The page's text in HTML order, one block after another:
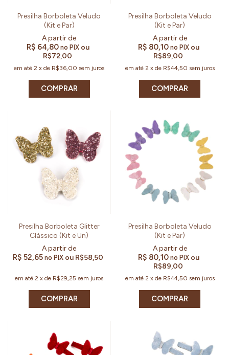
Presilha Borboleta Veludo
(Kit e Par)
R$ 64,80 no PIX ou
R$72,00
em até2 xde R$36,00 sem juros
COMPRAR
Presilha Borboleta Veludo
(Kit e Par)
R$ 80,10 no PIX ou
R$89,00
em até 2 x de R$44,50 sem juros
COMPRAR
Presilha Borboleta Glitter
Clássico (Kit e Un)
R$ 52,65 no PIX ou R$58,50
em até2 xde R$29,25 sem juros
COMPRAR
Presilha Borboleta Veludo
(Kit e Par)
R$ 80,10 no PIX ou
R$89,00
em até 2 x de R$44,50 sem juros
COMPRAR